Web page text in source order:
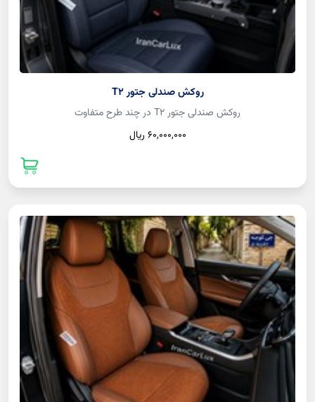
روکش صندلی جتور T2
روکش صندلی جتور T2 در چند طرح متفاوت
60,000,000 ريال